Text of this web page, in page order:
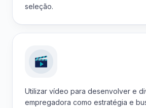
seleção.
Utilizar vídeo para desenvolver e
empregadora como estratégia e